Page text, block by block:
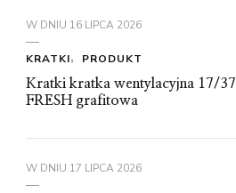
W DNIU 16 LIPCA 2026
KRATKI
PRODUKT
Kratki kratka wentylacyjna 17/37
FRESH grafitowa
W DNIU 17 LIPCA 2026